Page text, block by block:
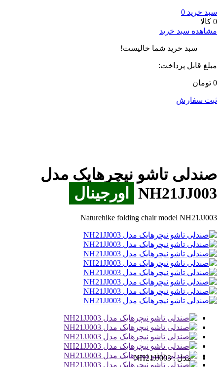
سبد خرید 0
0 کالا
مشاهده سبد خرید
سبد خرید شما خالیست!
مبلغ قابل پرداخت:
0 تومان
ثبت سفارش
صندلی تاشو نیچرهایک مدل
NH21JJ003
اورجینال
Naturehike folding chair model NH21JJ003
مدل :NH21JJ003